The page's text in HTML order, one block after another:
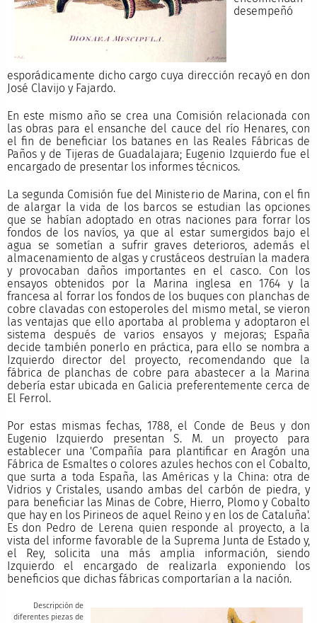
desempeñó
esporádicamente dicho cargo cuya dirección recayó en don
José Clavijo y Fajardo.
En este mismo año se crea una Comisión relacionada con
las obras para el ensanche del cauce del río Henares, con
el fin de beneficiar los batanes en las Reales Fábricas de
Paños y de Tijeras de Guadalajara; Eugenio Izquierdo fue el
encargado de presentar los informes técnicos.
La segunda Comisión fue del Ministerio de Marina, con el fin
de alargar la vida de los barcos se estudian las opciones
que se habían adoptado en otras naciones para forrar los
fondos de los navíos, ya que al estar sumergidos bajo el
agua se sometían a sufrir graves deterioros, además el
almacenamiento de algas y crustáceos destruían la madera
y provocaban daños importantes en el casco. Con los
ensayos obtenidos por la Marina inglesa en 1764 y la
francesa al forrar los fondos de los buques con planchas de
cobre clavadas con estoperoles del mismo metal, se vieron
las ventajas que ello aportaba al problema y adoptaron el
sistema después de varios ensayos y mejoras; España
decide también ponerlo en práctica, para ello se nombra a
Izquierdo director del proyecto, recomendando que la
fábrica de planchas de cobre para abastecer a la Marina
debería estar ubicada en Galicia preferentemente cerca de
El Ferrol.
Por estas mismas fechas, 1788, el Conde de Beus y don
Eugenio Izquierdo presentan S. M. un proyecto para
establecer una 'Compañía para plantificar en Aragón una
Fábrica de Esmaltes o colores azules hechos con el Cobalto,
que surta a toda España, las Américas y la China: otra de
Vidrios y Cristales, usando ambas del carbón de piedra, y
para beneficiar las Minas de Cobre, Hierro, Plomo y Cobalto
que hay en los Pirineos de aquel Reino y en los de Cataluña'.
Es don Pedro de Lerena quien responde al proyecto, a la
vista del informe favorable de la Suprema Junta de Estado y,
el Rey, solicita una más amplia información, siendo
Izquierdo el encargado de realizarla exponiendo los
beneficios que dichas fábricas comportarían a la nación.
Descripción de
diferentes piezas de